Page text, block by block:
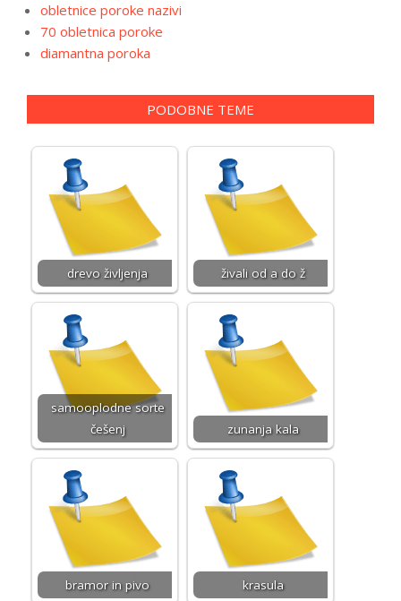
obletnice poroke nazivi
70 obletnica poroke
diamantna poroka
PODOBNE TEME
drevo življenja živali od a do ž
samooplodne sorte
češenj
zunanja kala
bramor in pivo krasula